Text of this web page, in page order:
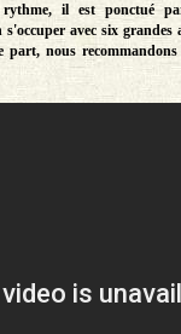
il est ponctué
avec six grandes
nous